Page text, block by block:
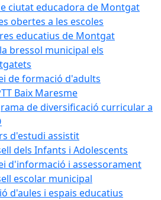
ciutat educadora de Montgat
obertes a les escoles
educatius de Montgat
bressol municipal els
de formació d'adults
Baix Maresme
de diversificació curricular a
d'estudi assistit
dels Infants i Adolescents
d'informació i assessorament
escolar municipal
d'aules i espais educatius